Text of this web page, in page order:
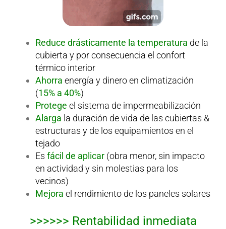
Reduce drásticamente la temperatura de la
cubierta y por consecuencia el confort
térmico interior
Ahorra energía y dinero en climatización
(15% a 40%)
Protege el sistema de impermeabilización
Alarga la duración de vida de las cubiertas &
estructuras y de los equipamientos en el
tejado
Es fácil de aplicar(obra menor, sin impacto
en actividad y sin molestias para los
vecinos)
Mejora el rendimiento de los paneles solares
>>>>>> Rentabilidad inmediata